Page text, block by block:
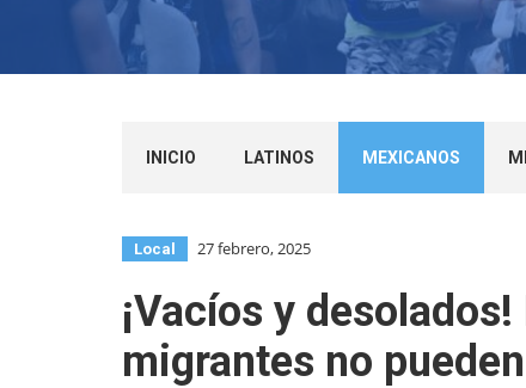
INICIO LATINOS MEXICANOS
Local 27 febrero, 2025
¡Vacíos y
migrantes no